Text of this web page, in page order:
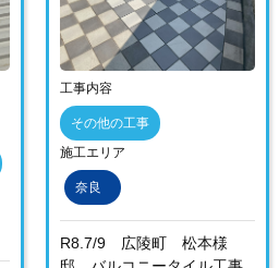
工事内容
その他の工事
施工エリア
奈良
R8.7/9 広陵町 松本様